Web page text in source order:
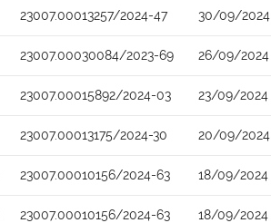
23007.00013257/2024-47 30/09/2024
23007.00030084/2023-69 26/09/2024
23007.00015892/2024-03 23/09/2024
23007.00013175/2024-30 20/09/2024
23007.00010156/2024-63 18/09/2024
23007.00010156/2024-63 18/09/2024